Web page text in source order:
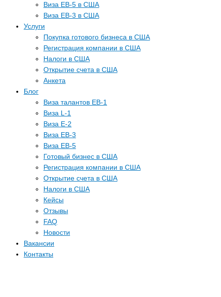
Виза EB-5 в США
Виза EB-3 в США
Услуги
Покупка готового бизнеса в США
Регистрация компании в США
Налоги в США
Открытие счета в США
Анкета
Блог
Виза талантов EB-1
Виза L-1
Виза E-2
Виза EB-3
Виза EB-5
Готовый бизнес в США
Регистрация компании в США
Открытие счета в США
Налоги в США
Кейсы
Отзывы
FAQ
Новости
Вакансии
Контакты